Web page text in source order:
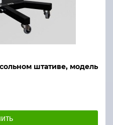
штативе, модель